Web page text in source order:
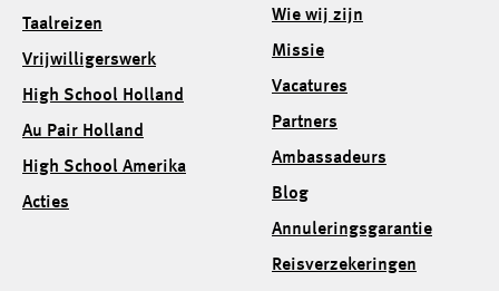
Taalreizen
Vrijwilligerswerk
High School Holland
Au Pair Holland
High School Amerika
Acties
Wie wij zijn
Missie
Vacatures
Partners
Ambassadeurs
Blog
Annuleringsgarantie
Reisverzekeringen